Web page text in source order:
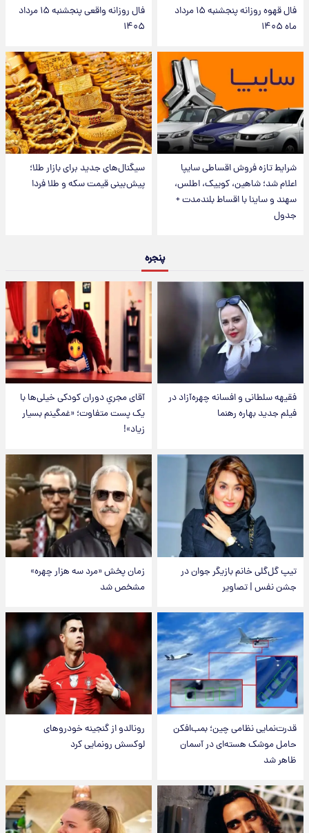
فال قهوه روزانه پنجشنبه ۱۵ مرداد
ماه ۱۴۰۵
فال روزانه واقعی پنجشنبه ۱۵ مرداد
۱۴۰۵
شرایط تازه فروش اقساطی سایپا
اعلام شد؛ شاهین، کوییک، اطلس،
سهند و ساینا با اقساط بلندمدت +
جدول
سیگنال‌های جدید برای بازار طلا؛
پیش‌بینی قیمت سکه و طلا فردا
پنجره
فقیهه سلطانی و افسانه چهره‌آزاد در
فیلم جدید بهاره رهنما
آقای مجریِ دوران کودکی خیلی‌ها با
یک پست متفاوت؛ «غمگینم بسیار
زیاد»!
تیپ گل‌گلی خانم بازیگر جوان در
جشن نفس | تصاویر
زمان پخش «مرد سه هزار چهره»
مشخص شد
قدرت‌نمایی نظامی چین؛ بمب‌افکن
حامل موشک هسته‌ای در آسمان
ظاهر شد
رونالدو از گنجینه خودروهای
لوکسش رونمایی کرد